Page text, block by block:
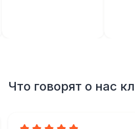
Что говорят о нас